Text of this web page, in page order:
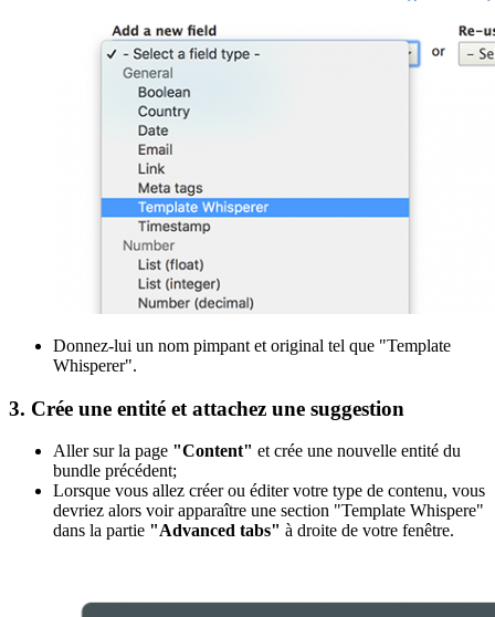
Donnez-lui un nom pimpant et original tel que "Template
Whisperer".
3. Crée une entité et attachez une suggestion
Aller sur la page "Content" et crée une nouvelle entité du
bundle précédent;
Lorsque vous allez créer ou éditer votre type de contenu, vous
devriez alors voir apparaître une section "Template Whispere"
dans la partie "Advanced tabs" à droite de votre fenêtre.